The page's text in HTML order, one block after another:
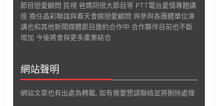
節目戀愛顧問 民視 爸媽冏很大節目等 PTT電台愛情專題講
座 擔任晶彩聯誼與春天會館戀愛顧問 與參與各團體單位演
講也和其他新聞媒體節目邀約合作中 合作夥伴目前也不斷
增加 今後將會與更多產業結合
網站聲明
網站文章也有出處為轉載, 如有需要懇請聯絡並將刪除處理